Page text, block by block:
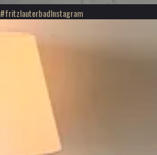
#fritzlauterbadInstagram